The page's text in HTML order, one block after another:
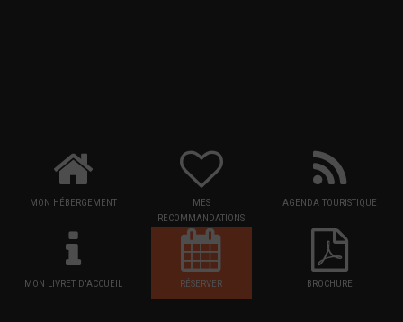
MON HÉBERGEMENT
MES
RECOMMANDATIONS
AGENDA TOURISTIQUE
MON LIVRET D'ACCUEIL RÉSERVER BROCHURE